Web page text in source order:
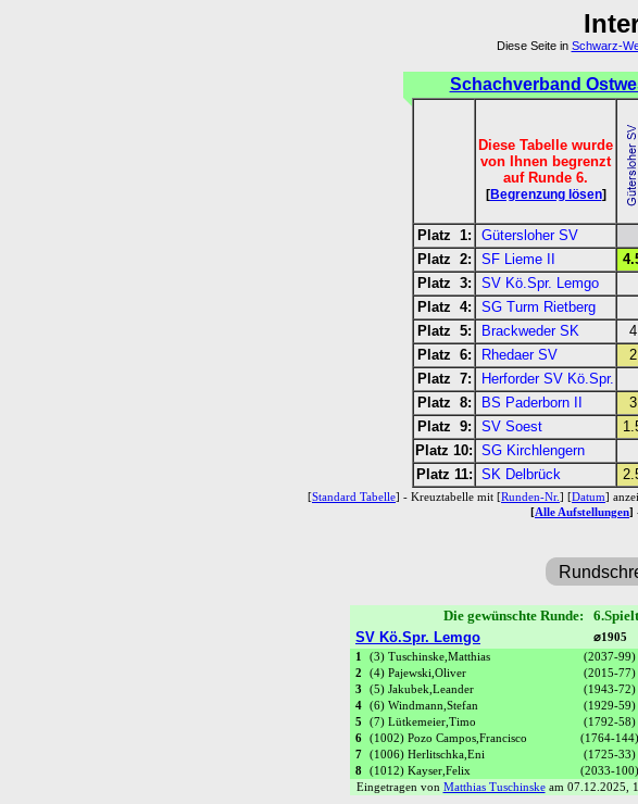
Diese Seite in Schwarz-
Schachverband
Diese Tabelle wurde
von Ihnen begrenzt
auf Runde 6.
[Begrenzung lösen]
Platz 1: Gütersloher SV
Platz 2:
SF Lieme II
Platz 3:
SV Kö.Spr. Lemgo
Platz 4:
SG Turm Rietberg
Platz 5:
Brackweder SK 4
Platz 6:
Rhedaer SV 2
Platz 7:
Herforder SV Kö.Spr.
Platz 8:
BS Paderborn II 3
Platz 9:
SV Soest
Platz 10: SG Kirchlengern
Platz 11: SK Delbrück
Standard Tabelle ] - Kreuztabelle mit [ Runden-Nr. Datum ]
Alle Aufstellungen
Die gewünschte Runde:
SV Kö.Spr. Lemgo ⌀1905
1
(3) Tuschinske,Matthias (2037-99)
2 (4) Pajewski,Oliver (2015-77)
3 (5) Jakubek,Leander (1943-72)
4 (6) Windmann,Stefan (1929-59)
5 (7) Lütkemeier,Timo (1792-58)
6 (1002) Pozo Campos,Francisco (1764-144)
7 (1006) Herlitschka,Eni (1725-33)
8 (1012) Kayser,Felix (2033-100)
Eingetragen von Matthias Tuschinskeam 07.12.2025,